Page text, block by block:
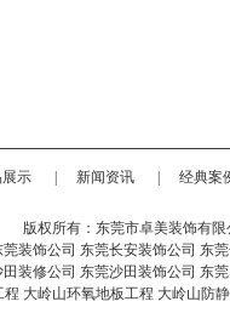
示 新闻资讯 经典案
版权所有：东莞市卓美装饰有
莞装饰公司 东莞长安装饰公司 东
装修公司 东莞沙田装饰公司 东
程 大岭山环氧地板工程 大岭山防